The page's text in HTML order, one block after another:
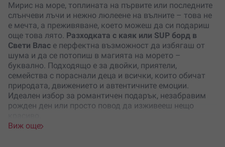
Мирис на море, топлината на първите или последните
слънчеви лъчи и нежно люлеене на вълните – това не
е мечта, а преживяване, което можеш да си подариш
още това лято. Разходката с каяк или SUP борд в
Свети Влас е перфектна възможност да избягаш от
шума и да се потопиш в магията на морето –
буквално. Подходящо е за двойки, приятели,
семейства с пораснали деца и всички, които обичат
природата, движението и автентичните емоции.
Идеален избор за романтичен подарък, незабравим
рожден ден или просто повод да изживееш нещо
Виж още